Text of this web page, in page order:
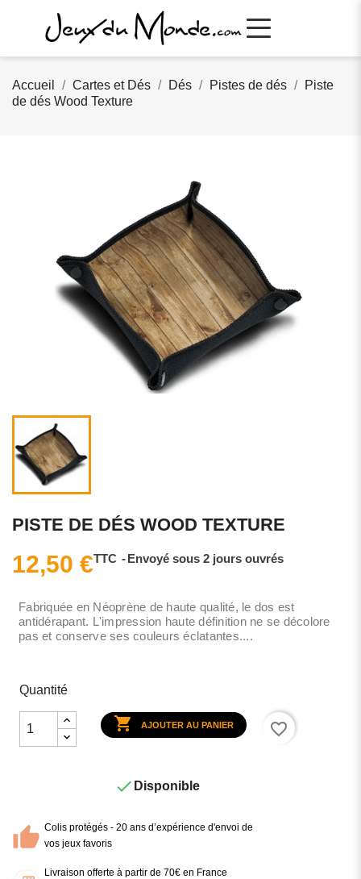
Accueil Cartes et Dés Dés Pistes de dés
Piste
de dés Wood Texture
PISTE DE DÉS WOOD TEXTURE
12,50 €TTC Envoyé sous 2 jours ouvrés
Fabriquée en Néoprène de haute qualité, le dos est
antidérapant. L'impression haute définition ne se décolore
pas et conserve ses couleurs éclatantes....
Quantité
 AJOUTER AU PANIER favorite_border
 Disponible
Colis protégés - 20 ans d’expérience d'envoi de
vos jeux favoris
Livraison offerte à partir de 70€ en France